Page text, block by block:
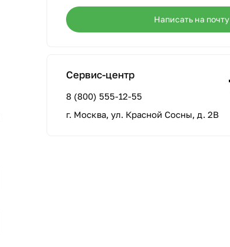
Написать на почту
Сервис-центр
8 (800) 555-12-55
г. Москва, ул. Красной Сосны, д. 2В